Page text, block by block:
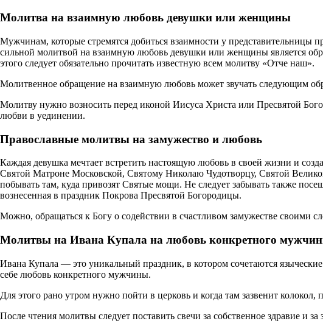
Молитва на взаимную любовь девушки или женщины
Мужчинам, которые стремятся добиться взаимности у
сильной молитвой на взаимную любовь девушки или женщины является
этого следует обязательно прочитать известную всем молитву «Отче наш».
Молитвенное обращение на взаимную любовь может звучать следующим
Молитву нужно возносить перед иконой Иисуса Христа или Пресвятой
любви в уединении.
Православные молитвы на замужество и любовь
Каждая девушка мечтает встретить настоящую любовь в своей жизни и
Святой Матроне Московской, Святому Николаю Чудотворцу, Святой
побывать там, куда привозят Святые мощи. Не следует забывать также
вознесенная в праздник Покрова Пресвятой Богородицы.
Можно, обращаться к Богу о содействии в счастливом замужестве своими
Молитвы на Ивана Купала на любовь конкретного
Ивана Купала — это уникальный праздник, в котором сочетаются
себе любовь конкретного мужчины.
Для этого рано утром нужно пойти в церковь и когда там зазвенит колокол,
После чтения молитвы следует поставить свечи за собственное здравие и за